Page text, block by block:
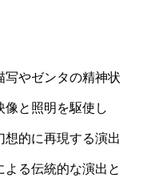
写やゼンタの精神状
像と照明を駆使し
的に再現する演出
る伝統的な演出と